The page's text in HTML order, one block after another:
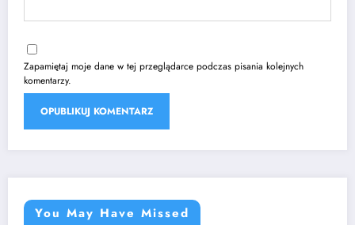
Zapamiętaj moje dane w tej przeglądarce podczas pisania kolejnych
komentarzy.
You May Have Missed